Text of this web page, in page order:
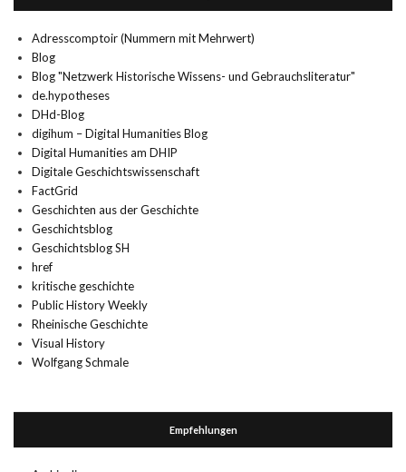
Adresscomptoir (Nummern mit Mehrwert)
Blog
Blog "Netzwerk Historische Wissens- und Gebrauchsliteratur"
de.hypotheses
DHd-Blog
digihum – Digital Humanities Blog
Digital Humanities am DHIP
Digitale Geschichtswissenschaft
FactGrid
Geschichten aus der Geschichte
Geschichtsblog
Geschichtsblog SH
href
kritische geschichte
Public History Weekly
Rheinische Geschichte
Visual History
Wolfgang Schmale
Empfehlungen